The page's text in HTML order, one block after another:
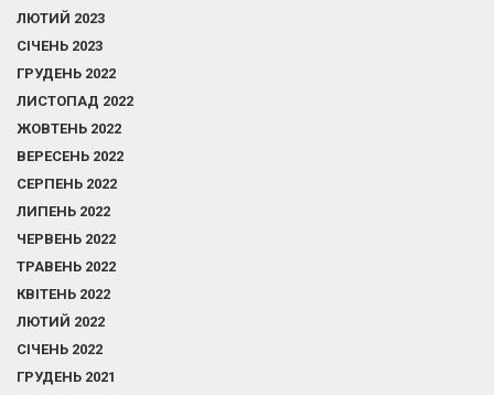
ЛЮТИЙ 2023
СІЧЕНЬ 2023
ГРУДЕНЬ 2022
ЛИСТОПАД 2022
ЖОВТЕНЬ 2022
ВЕРЕСЕНЬ 2022
СЕРПЕНЬ 2022
ЛИПЕНЬ 2022
ЧЕРВЕНЬ 2022
ТРАВЕНЬ 2022
КВІТЕНЬ 2022
ЛЮТИЙ 2022
СІЧЕНЬ 2022
ГРУДЕНЬ 2021